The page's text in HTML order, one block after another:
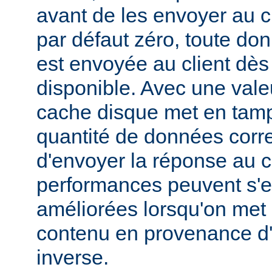
avant de les envoyer au
par défaut zéro, toute
est envoyée au client
disponible. Avec une
cache disque met en
quantité de données
d'envoyer la réponse au
performances peuvent
améliorées lorsqu'on
contenu en provenance
inverse.